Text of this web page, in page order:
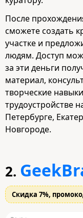
После
сможете создать
участке и
людям. Доступ
за эти деньги
материал,
творческие
трудоустройстве
Петербурге,
Новгороде.
2.
Скидка 7%,